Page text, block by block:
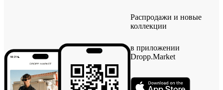
Распродажи и новые
коллекции
в приложении
Dropp.Market